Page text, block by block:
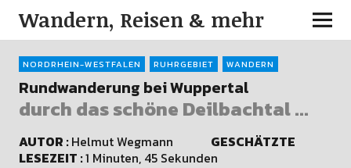
Wandern, Reisen & mehr
NORDRHEIN-WESTFALEN RUHRGEBIET WANDERN
Rundwanderung bei Wuppertal
durch das schöne Deilbachtal ...
AUTOR :Helmut Wegmann GESCHÄTZTE
LESEZEIT :1 Minuten, 45 Sekunden